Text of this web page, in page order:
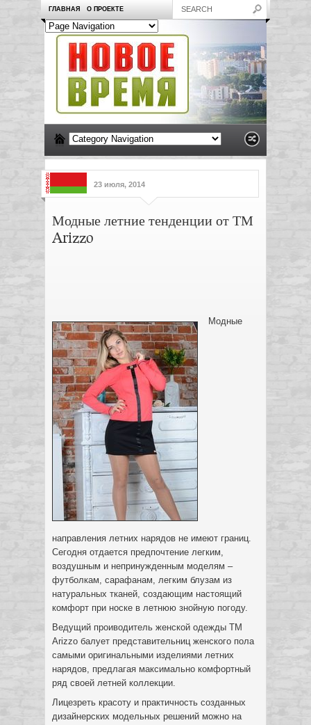
ГЛАВНАЯ О ПРОЕКТЕ
23 июля, 2014
Модные летние тенденции от ТМ
Arizzo
Модные
направления летних нарядов не имеют границ.
Сегодня отдается предпочтение легким,
воздушным и непринужденным моделям –
футболкам, сарафанам, легким блузам из
натуральных тканей, создающим настоящий
комфорт при носке в летнюю знойную погоду.
Ведущий проиводитель женской одежды ТМ
Arizzo балует представительниц женского пола
самыми оригинальными изделиями летних
нарядов, предлагая максимально комфортный
ряд своей летней коллекции.
Лицезреть красоту и практичность созданных
дизайнерских модельных решений можно на